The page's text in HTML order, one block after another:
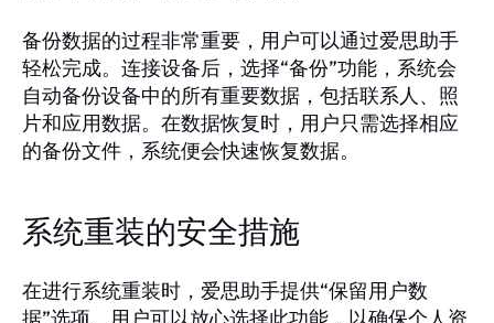
备份数据的过程非常重要，用户可以通过爱思助手
轻松完成。连接设备后，选择“备份”功能，系统会
自动备份设备中的所有重要数据，包括联系人、照
片和应用数据。在数据恢复时，用户只需选择相应
的备份文件，系统便会快速恢复数据。
系统重装的安全措施
在进行系统重装时，爱思助手提供“保留用户数